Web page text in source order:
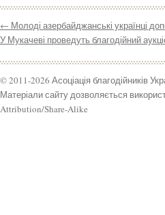
← Молоді азербайджанські українці
У Мукачеві проведуть благодійний
© 2011-2026 Асоціація благодійників
Матеріали сайту дозволяється
Attribution/Share-Alike